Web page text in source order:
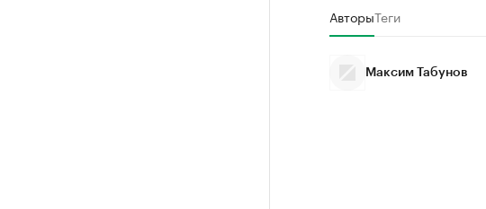
АвторыТеги
Максим Табунов